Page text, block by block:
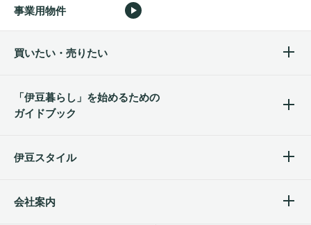
事業用物件
買いたい・売りたい
「伊豆暮らし」を始めるための
ガイドブック
伊豆スタイル
会社案内